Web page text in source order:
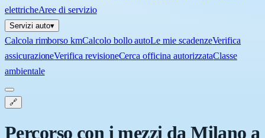
elettricheAree di servizio
Servizi auto▾
Calcola rimborso kmCalcolo bollo autoLe mie scadenzeVerifica
assicurazioneVerifica revisioneCerca officina autorizzataClasse
ambientale
🔗
Percorso con i mezzi da Milano a